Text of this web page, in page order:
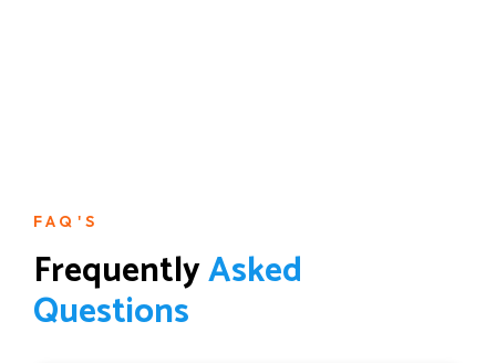
FAQ'S
Frequently Asked
Questions